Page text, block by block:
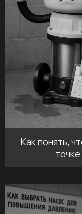
Как понять,